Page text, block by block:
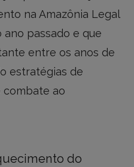
na Amazônia Legal
ano passado e que
entre os anos de
estratégias de
combate ao
do